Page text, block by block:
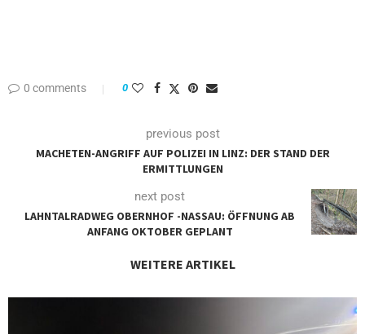
0 comments 0
previous post
MACHETEN-ANGRIFF AUF POLIZEI IN LINZ: DER STAND DER
ERMITTLUNGEN
next post
LAHNTALRADWEG OBERNHOF -NASSAU: ÖFFNUNG AB
ANFANG OKTOBER GEPLANT
WEITERE ARTIKEL